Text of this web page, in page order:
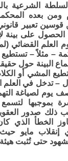
الشرعية
ومن بعده
قوسين تعبير
الحصول على بينة
العلم القضائي
– مثلاً –
البينة حول
المشي أو
– تدخل في العلم
يوم لصياغة
بموجبها
ذلك صدور
الخطأ الذي
إنقلاب مايو
حتى تُثبت هيئة